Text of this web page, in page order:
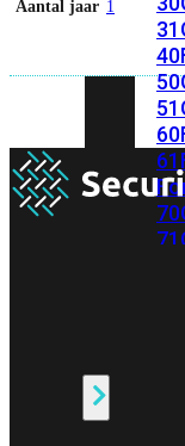
Aantal jaar 1